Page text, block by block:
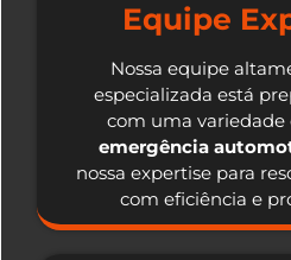
Equipe
Nossa equipe
especializada está
com uma variedade
emergência
nossa expertise para
com eficiência e